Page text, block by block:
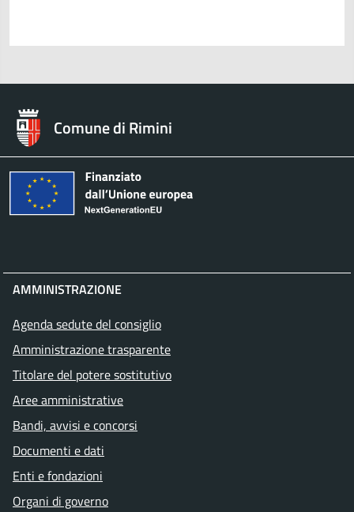
Comune di Rimini
AMMINISTRAZIONE
Agenda sedute del consiglio
Amministrazione trasparente
Titolare del potere sostitutivo
Aree amministrative
Bandi, avvisi e concorsi
Documenti e dati
Enti e fondazioni
Organi di governo